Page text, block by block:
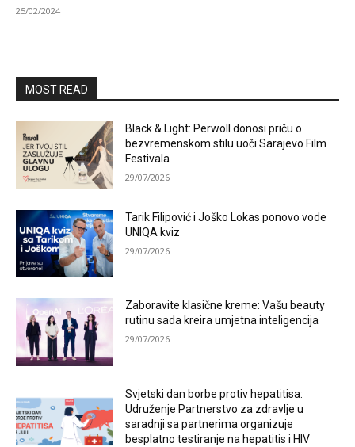
25/02/2024
MOST READ
Black & Light: Perwoll donosi priču o
bezvremenskom stilu uoči Sarajevo Film
Festivala
29/07/2026
Tarik Filipović i Joško Lokas ponovo vode
UNIQA kviz
29/07/2026
Zaboravite klasične kreme: Vašu beauty
rutinu sada kreira umjetna inteligencija
29/07/2026
Svjetski dan borbe protiv hepatitisa:
Udruženje Partnerstvo za zdravlje u
saradnji sa partnerima organizuje
besplatno testiranje na hepatitis i HIV